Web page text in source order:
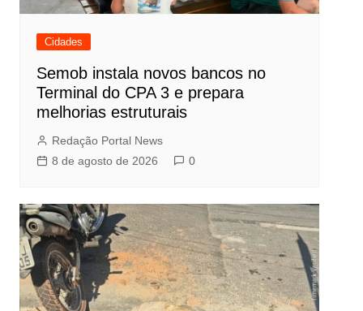
Cidades
Semob instala novos bancos no
Terminal do CPA 3 e prepara
melhorias estruturais
Redação Portal News
8 de agosto de 2026
0